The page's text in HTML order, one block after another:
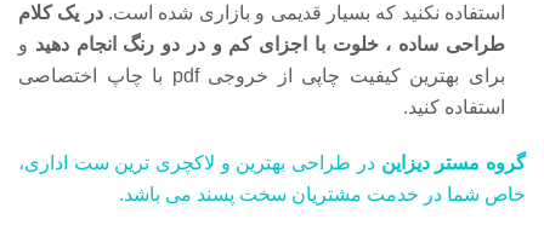
استفاده نکنید که بسیار قدیمی و بازاری شده است.در یک کلام
طراحی ساده ، خلوت با اجزای کم و در دو رنگ انجام دهید و
برای بهترین کیفیت چاپی از خروجی pdf با چاپ اختصاصی
استفاده کنید.
گروه مستر دیزاین در طراحی بهترین و لاکچری ترین ست اداری،
خاص شما در خدمت مشتریان سخت پسند می باشد.